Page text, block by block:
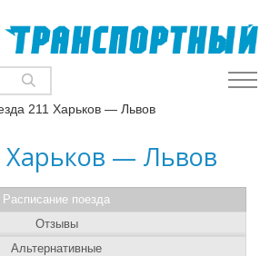
211 Харьков — Львов
Харьков — Львов
Расписание поезда
Отзывы
Альтернативные